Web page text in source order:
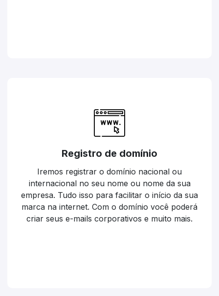
Registro de domínio
Iremos registrar o domínio nacional ou
internacional no seu nome ou nome da sua
empresa. Tudo isso para facilitar o início da sua
marca na internet. Com o domínio você poderá
criar seus e-mails corporativos e muito mais.